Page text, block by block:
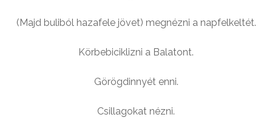
(Majd buliból hazafele jövet) megnézni a napfelkeltét.
Körbebiciklizni a Balatont.
Görögdinnyét enni.
Csillagokat nézni.